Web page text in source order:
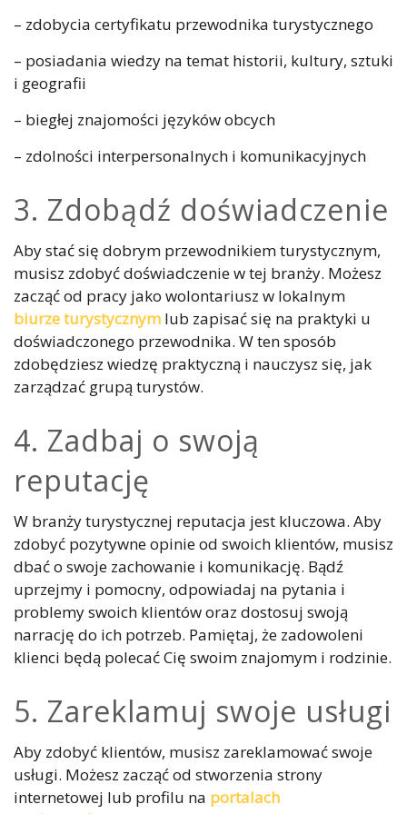
– zdobycia certyfikatu przewodnika turystycznego
– posiadania wiedzy na temat historii, kultury, sztuki
i geografii
– biegłej znajomości języków obcych
– zdolności interpersonalnych i komunikacyjnych
3. Zdobądź doświadczenie
Aby stać się dobrym przewodnikiem turystycznym,
musisz zdobyć doświadczenie w tej branży. Możesz
zacząć od pracy jako wolontariusz w lokalnym
biurze turystycznym lub zapisać się na praktyki u
doświadczonego przewodnika. W ten sposób
zdobędziesz wiedzę praktyczną i nauczysz się, jak
zarządzać grupą turystów.
4. Zadbaj o swoją
reputację
W branży turystycznej reputacja jest kluczowa. Aby
zdobyć pozytywne opinie od swoich klientów, musisz
dbać o swoje zachowanie i komunikację. Bądź
uprzejmy i pomocny, odpowiadaj na pytania i
problemy swoich klientów oraz dostosuj swoją
narrację do ich potrzeb. Pamiętaj, że zadowoleni
klienci będą polecać Cię swoim znajomym i rodzinie.
5. Zareklamuj swoje usługi
Aby zdobyć klientów, musisz zareklamować swoje
usługi. Możesz zacząć od stworzenia strony
internetowej lub profilu na portalach